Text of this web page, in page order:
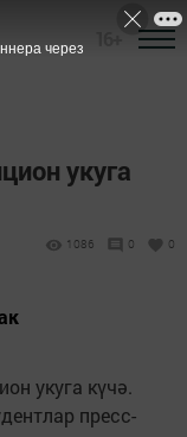
укуга
1086 0 0
укуга күчә.
пресс-
через